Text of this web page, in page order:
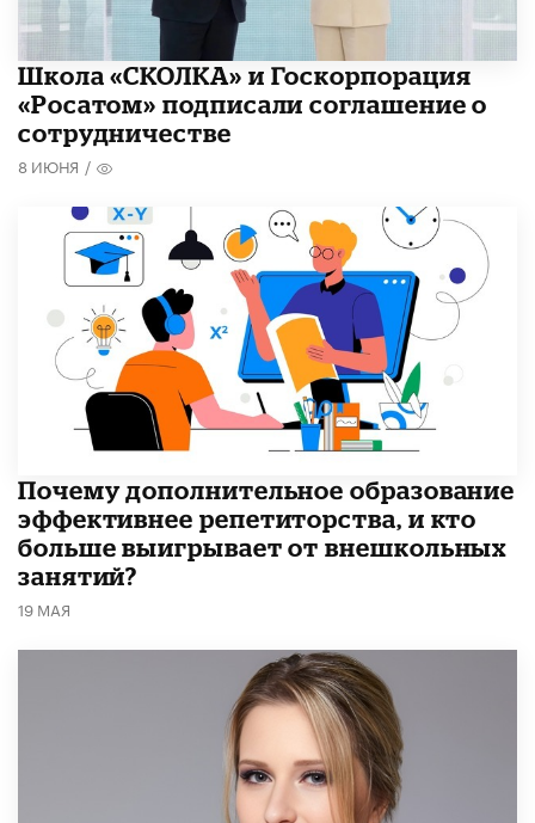
Школа «СКОЛКА» и Госкорпорация
«Росатом» подписали соглашение о
сотрудничестве
8 ИЮНЯ /
​Почему дополнительное образование
эффективнее репетиторства, и кто
больше выигрывает от внешкольных
занятий?
19 МАЯ